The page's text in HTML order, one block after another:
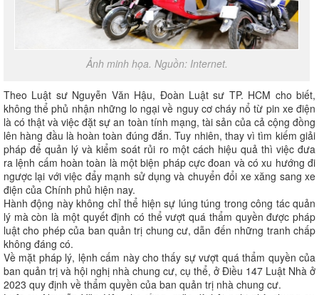
Ảnh minh họa. Nguồn: Internet.
Theo Luật sư Nguyễn Văn Hậu, Đoàn Luật sư TP. HCM cho biết,
không thể phủ nhận những lo ngại về nguy cơ cháy nổ từ pin xe điện
là có thật và việc đặt sự an toàn tính mạng, tài sản của cả cộng đồng
lên hàng đầu là hoàn toàn đúng đắn. Tuy nhiên, thay vì tìm kiếm giải
pháp để quản lý và kiểm soát rủi ro một cách hiệu quả thì việc đưa
ra lệnh cấm hoàn toàn là một biện pháp cực đoan và có xu hướng đi
ngược lại với việc đẩy mạnh sử dụng và chuyển đổi xe xăng sang xe
điện của Chính phủ hiện nay.
Hành động này không chỉ thể hiện sự lúng túng trong công tác quản
lý mà còn là một quyết định có thể vượt quá thẩm quyền được pháp
luật cho phép của ban quản trị chung cư, dẫn đến những tranh chấp
không đáng có.
Về mặt pháp lý, lệnh cấm này cho thấy sự vượt quá thẩm quyền của
ban quản trị và hội nghị nhà chung cư, cụ thể, ở Điều 147 Luật Nhà ở
2023 quy định về thẩm quyền của ban quản trị nhà chung cư.